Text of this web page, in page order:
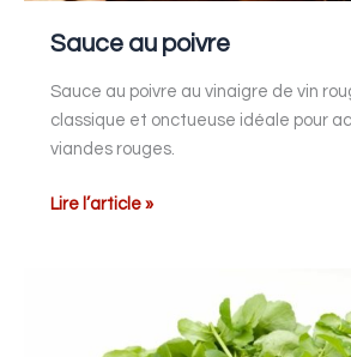
Sauce au poivre
Sauce au poivre au vinaigre de vin
classique et onctueuse idéale pour
viandes rouges.
Lire l’article »